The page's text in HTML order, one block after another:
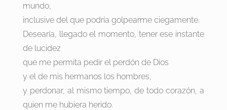
mundo,
inclusive del que podría golpearme ciegamente.
Desearía, llegado el momento, tener ese instante
de lucidez
que me permita pedir el perdón de Dios
y el de mis hermanos los hombres,
y perdonar, al mismo tiempo, de todo corazón, a
quien me hubiera herido.